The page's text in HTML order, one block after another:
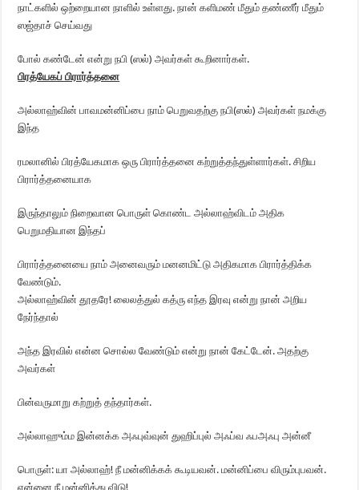
நாட்களில் ஒற்றையான நாளில் உள்ளது. நான் களிமண் மீதும் தண்ணீர் மீதும்
ஸஜ்தாச் செய்வது
போல் கண்டேன் என்று நபி (ஸல்) அவர்கள் கூறினார்கள்.
பிரத்யேகப் பிரார்த்தனை
அல்லாஹ்வின் பாவமன்னிப்பை நாம் பெறுவதற்கு நபி(ஸல்) அவர்கள் நமக்கு
இந்த
ரமலானில் பிரத்யேகமாக ஒரு பிரார்த்தனை கற்றுத்தந்துள்ளார்கள். சிறிய
பிரார்த்தனையாக
இருந்தாலும் நிறைவான பொருள் கொண்ட அல்லாஹ்விடம் அதிக
பெறுமதியான இந்தப்
பிரார்த்தனையை நாம் அனைவரும் மனனமிட்டு அதிகமாக பிரார்த்திக்க
வேண்டும்.
அல்லாஹ்வின் தூதரே! லைலத்துல் கத்ரு எந்த இரவு என்று நான் அறிய
நேர்ந்தால்
அந்த இரவில் என்ன சொல்ல வேண்டும் என்று நான் கேட்டேன். அதற்கு
அவர்கள்
பின்வருமாறு கற்றுத் தந்தார்கள்.
அல்லாஹும்ம இன்னக்க அஃபுவ்வுன் துஹிப்புல் அஃப்வ ஃபஅஃபு அன்னீ
பொருள்: யா அல்லாஹ்! நீ மன்னிக்கக் கூடியவன். மன்னிப்பை விரும்புபவன்.
என்னை நீ மன்னித்து விடு!